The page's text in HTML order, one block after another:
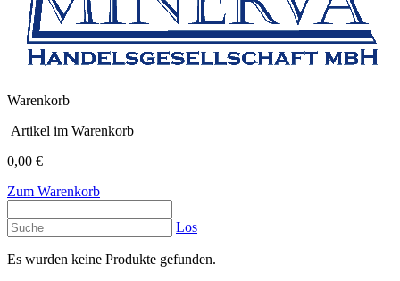
Warenkorb
Artikel im Warenkorb
0,00 €
Zum Warenkorb
Los
Es wurden keine Produkte gefunden.